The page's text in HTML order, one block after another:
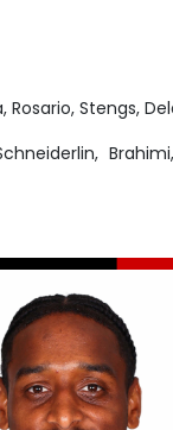
Stengs,